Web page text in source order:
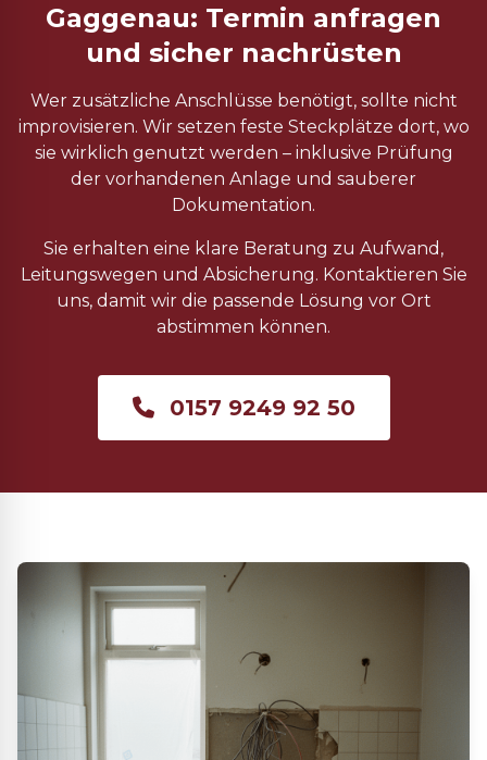
Gaggenau: Termin anfragen
und sicher nachrüsten
Wer zusätzliche Anschlüsse benötigt, sollte nicht
improvisieren. Wir setzen feste Steckplätze dort, wo
sie wirklich genutzt werden – inklusive Prüfung
der vorhandenen Anlage und sauberer
Dokumentation.
Sie erhalten eine klare Beratung zu Aufwand,
Leitungswegen und Absicherung. Kontaktieren Sie
uns, damit wir die passende Lösung vor Ort
abstimmen können.
0157 9249 92 50